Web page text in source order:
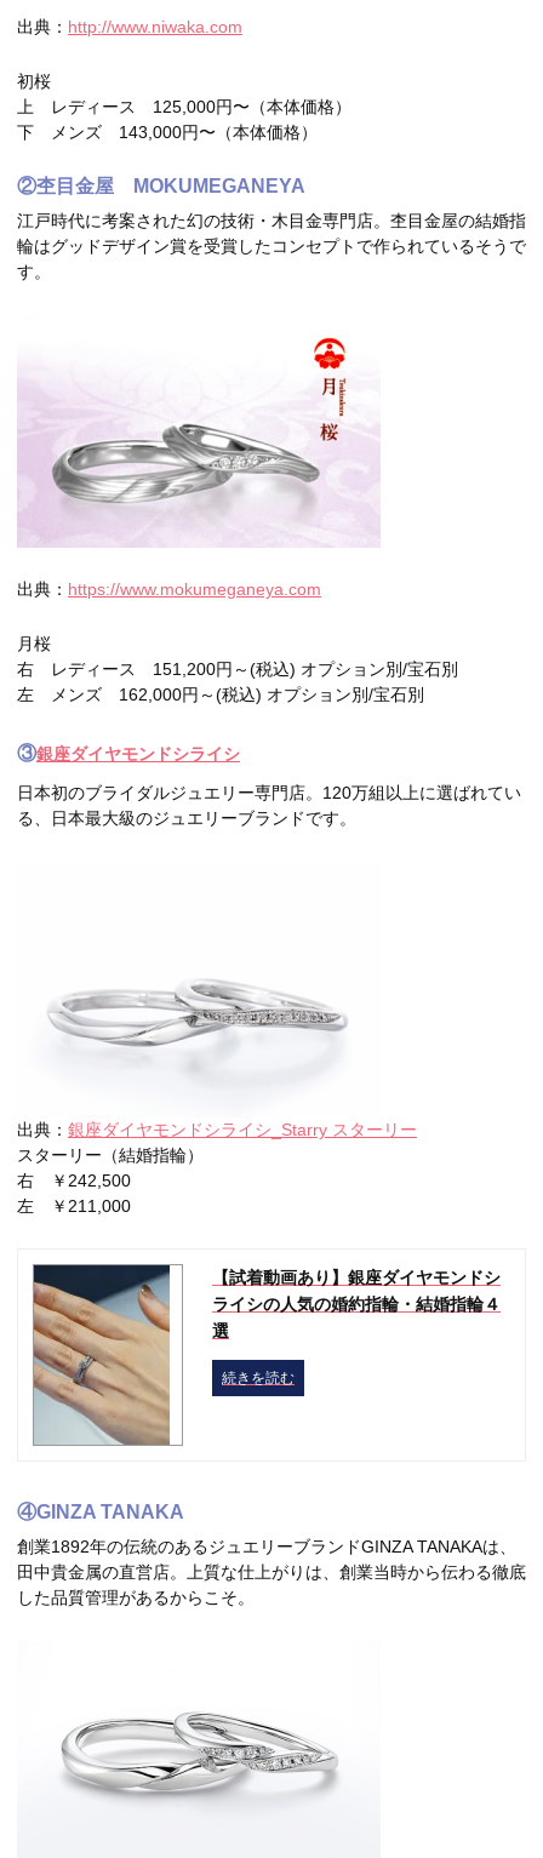
出典： http://www.niwaka.com
初桜
上 レディース 125,000円〜（本体価格）
下 メンズ 143,000円〜（本体価格）
②杢目金屋 MOKUMEGANEYA
江戸時代に考案された幻の技術・木目金専門店。杢目金屋の結婚指
輪はグッドデザイン賞を受賞したコンセプトで作られているそうで
す。
出典： https://www.mokumeganeya.com
月桜
右 レディース 151,200円～(税込) オプション別/宝石別
左 メンズ 162,000円～(税込) オプション別/宝石別
③銀座ダイヤモンドシライシ
日本初のブライダルジュエリー専門店。120万組以上に選ばれてい
る、日本最大級のジュエリーブランドです。
出典： 銀座ダイヤモンドシライシ_Starry スターリー
スターリー（結婚指輪）
右 ￥242,500
左 ￥211,000
【試着動画あり】銀座ダイヤモンドシ
ライシの人気の婚約指輪・結婚指輪４
選
続きを読む
④GINZA TANAKA
創業1892年の伝統のあるジュエリーブランドGINZA TANAKAは、
田中貴金属の直営店。上質な仕上がりは、創業当時から伝わる徹底
した品質管理があるからこそ。